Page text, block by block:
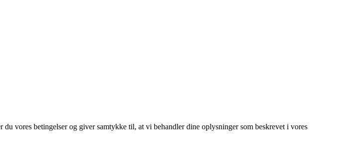
vores betingelser og giver samtykke til, at vi behandler dine oplysninger som beskrevet i vores